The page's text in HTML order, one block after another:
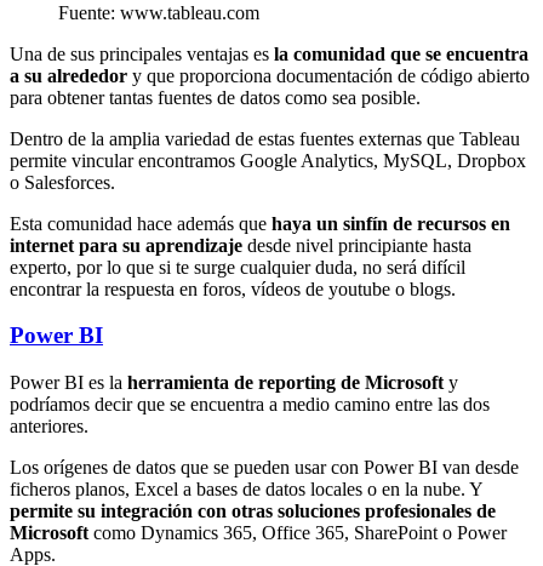
Fuente: www.tableau.com
Una de sus principales ventajas es la comunidad que se encuentra
a su alrededor y que proporciona documentación de código abierto
para obtener tantas fuentes de datos como sea posible.
Dentro de la amplia variedad de estas fuentes externas que Tableau
permite vincular encontramos Google Analytics, MySQL, Dropbox
o Salesforces.
Esta comunidad hace además que haya un sinfín de recursos en
internet para su aprendizaje desde nivel principiante hasta
experto, por lo que si te surge cualquier duda, no será difícil
encontrar la respuesta en foros, vídeos de youtube o blogs.
Power BI
Power BI es la herramienta de reporting de Microsoft y
podríamos decir que se encuentra a medio camino entre las dos
anteriores.
Los orígenes de datos que se pueden usar con Power BI van desde
ficheros planos, Excel a bases de datos locales o en la nube. Y
permite su integración con otras soluciones profesionales de
Microsoft como Dynamics 365, Office 365, SharePoint o Power
Apps.